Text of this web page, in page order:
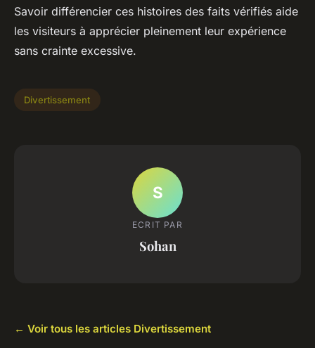
Savoir différencier ces histoires des faits vérifiés aide
les visiteurs à apprécier pleinement leur expérience
sans crainte excessive.
Divertissement
S
ECRIT PAR
Sohan
← Voir tous les articles Divertissement